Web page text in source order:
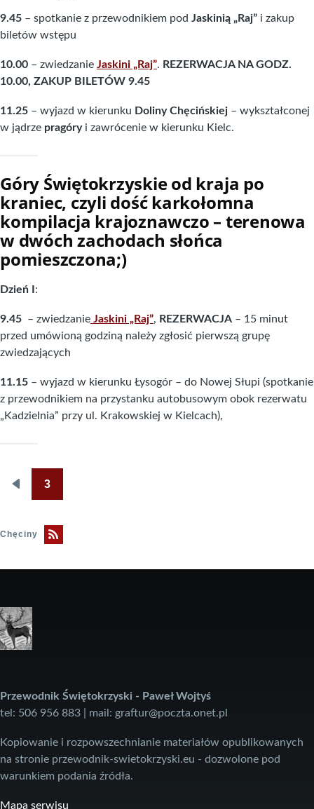
9.45 – spotkanie z przewodnikiem pod Jaskinią „Raj” i zakup
biletów wstępu
10.00 – zwiedzanie Jaskini „Raj”. REZERWACJA NA GODZ.
10.00, ZAKUP BILETÓW 9.45
11.25 – wyjazd w kierunku Doliny Chęcińskiej – wykształconej
w jądrze pragóryi zawrócenie w kierunku Kielc.
Góry Świętokrzyskie od kraja po
kraniec, czyli dość karkołomna
kompilacja krajoznawczo – terenowa
w dwóch zachodach słońca
pomieszczona;)
Dzień I:
9.45 – zwiedzanie Jaskini „Raj”, REZERWACJA – 15 minut
przed umówioną godziną należy zgłosić pierwszą grupę
zwiedzających
11.15 – wyjazd w kierunku Łysogór – do Nowej Słupi (spotkanie
z przewodnikiem na przystanku autobusowym obok rezerwatu
„Kadzielnia” przy ul. Krakowskiej w Kielcach),
3
Chęciny
Przewodnik Świętokrzyski - Paweł Wojtyś
tel: 506 956 883 | mail: graftur@poczta.onet.pl
Kopiowanie i rozpowszechnianie materiałów opublikowanych
na stronie przewodnik-swietokrzyski.eu - dozwolone pod
warunkiem podania źródła.
Mapa serwisu